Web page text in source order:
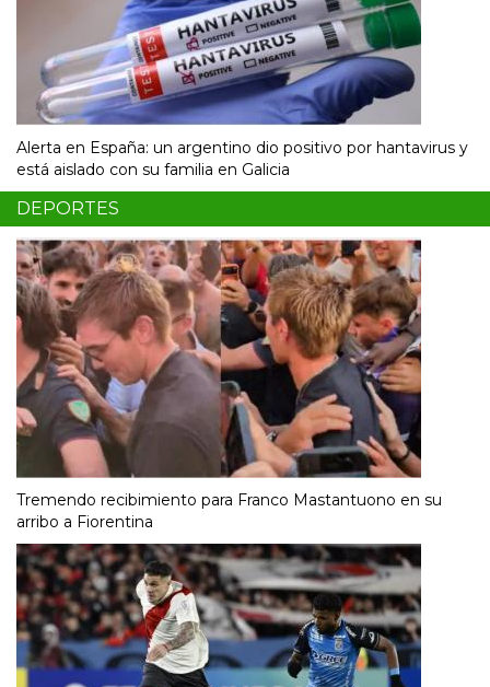
Alerta en España: un argentino dio positivo por hantavirus y
está aislado con su familia en Galicia
DEPORTES
Tremendo recibimiento para Franco Mastantuono en su
arribo a Fiorentina